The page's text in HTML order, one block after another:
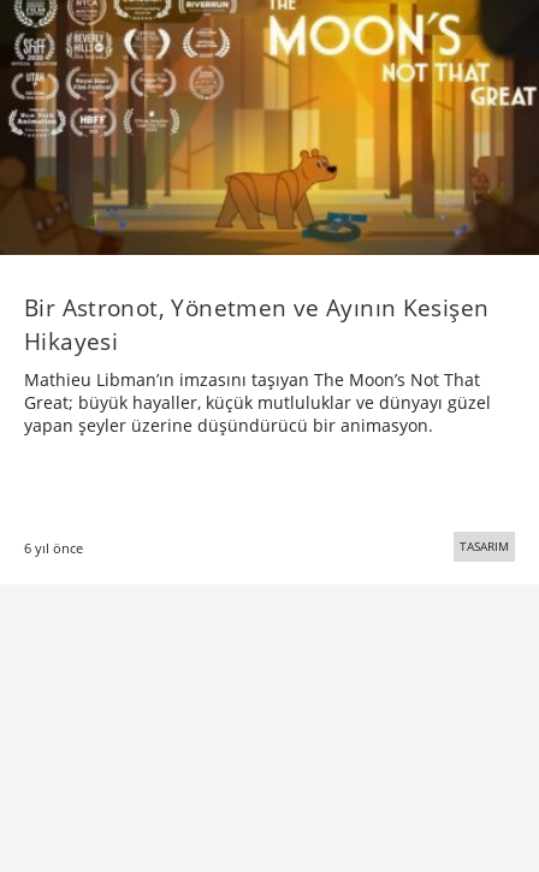
Bir Astronot, Yönetmen ve Ayının Kesişen
Hikayesi
Mathieu Libman’ın imzasını taşıyan The Moon’s Not That
Great; büyük hayaller, küçük mutluluklar ve dünyayı güzel
yapan şeyler üzerine düşündürücü bir animasyon.
6 yıl önce TASARIM